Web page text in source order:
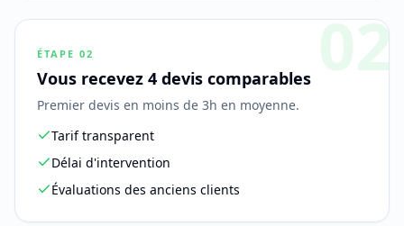
02
ÉTAPE 02
Vous recevez 4 devis comparables
Premier devis en moins de 3h en moyenne.
Tarif transparent
Délai d'intervention
Évaluations des anciens clients